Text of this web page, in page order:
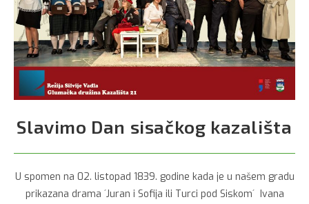
Slavimo Dan sisačkog kazališta
U spomen na 02. listopad 1839. godine kada je u našem gradu
prikazana drama ´Juran i Sofija ili Turci pod Siskom´ Ivana